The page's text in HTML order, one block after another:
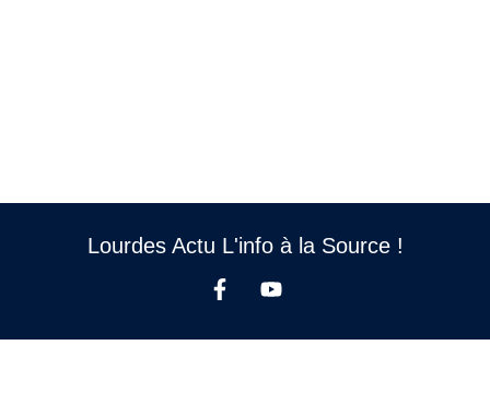
Lourdes Actu L'info à la Source !